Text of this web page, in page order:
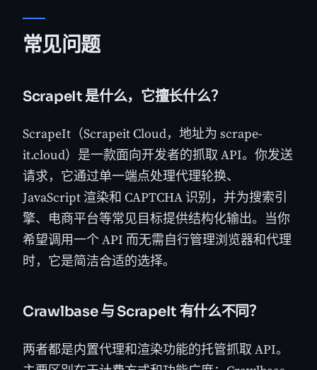
常见问题
ScrapeIt 是什么，它擅长什么？
ScrapeIt（Scrapeit Cloud，地址为 scrape-
it.cloud）是一款面向开发者的抓取 API。你发送
请求，它通过单一端点处理代理轮换、
JavaScript 渲染和 CAPTCHA 识别，并为搜索引
擎、电商平台等常见目标提供结构化输出。当你
希望调用一个 API 而无需自行管理浏览器和代理
时，它是简洁合适的选择。
Crawlbase 与 ScrapeIt 有什么不同？
两者都是内置代理和渲染功能的托管抓取 API。